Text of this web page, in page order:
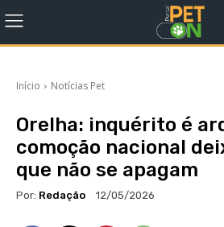
Início Notícias Pet
Orelha: inquérito é
comoção nacional
que não se apagam
Por: Redação 12/05/2026